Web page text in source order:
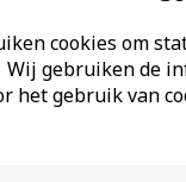
cookies om
Wij gebruiken de
het gebruik van
ketting staal 3mm